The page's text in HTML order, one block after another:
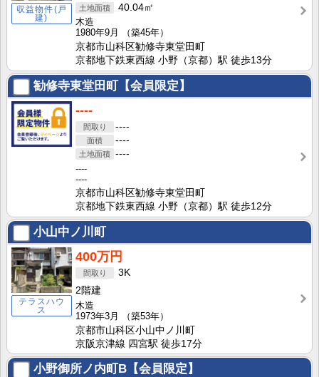
収益物件(戸
建)
40.04㎡
木造
1980年9月
（築45年）
京都市山科区勧修寺東堂田町
京都地下鉄東西線 小野（京都）駅 徒歩13分
勧修寺東堂田町【会員限定】
----
----
----
----
----
----
京都市山科区勧修寺東堂田町
京都地下鉄東西線 小野（京都）駅 徒歩12分
小山中ノ川町
テラスハウ
ス
400万円
3K
2階建
木造
1973年3月
（築53年）
京都市山科区小山中ノ川町
京阪京津線 四宮駅 徒歩17分
小野御所ノ内町B【会員限定】